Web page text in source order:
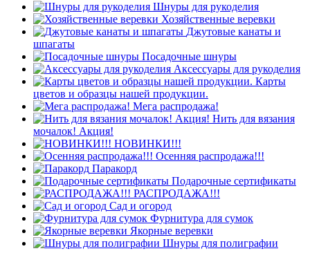
Шнуры для рукоделия
Хозяйственные веревки
Джутовые канаты и
шпагаты
Посадочные шнуры
Аксессуары для рукоделия
Карты
цветов и образцы нашей продукции.
Мега распродажа!
Нить для вязания
мочалок! Акция!
НОВИНКИ!!!
Осенняя распродажа!!!
Паракорд
Подарочные сертификаты
РАСПРОДАЖА!!!
Сад и огород
Фурнитура для сумок
Якорные веревки
Шнуры для полиграфии